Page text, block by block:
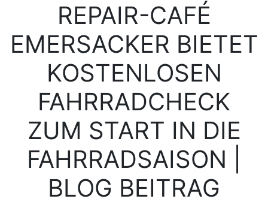
REPAIR-CAFÉ
EMERSACKER BIETET
KOSTENLOSEN
FAHRRADCHECK
ZUM START IN DIE
FAHRRADSAISON |
BLOG BEITRAG